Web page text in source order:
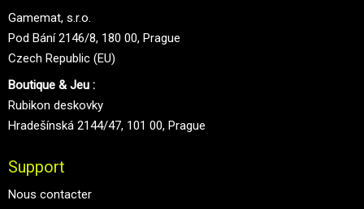
Gamemat, s.r.o.
Pod Bání 2146/8, 180 00, Prague
Czech Republic (EU)
Boutique & Jeu :
Rubikon deskovky
Hradešínská 2144/47, 101 00, Prague
Support
Nous contacter